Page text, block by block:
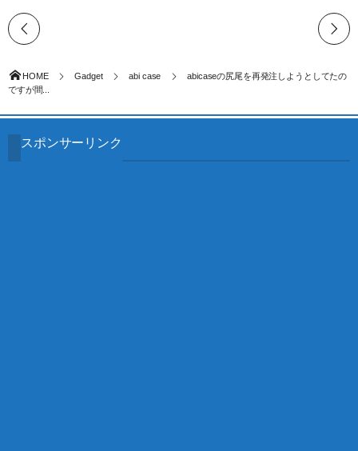
HOME Gadget abi case
abicaseの尻尾を再発注しようとしてたの
ですが間...
スポンサーリンク